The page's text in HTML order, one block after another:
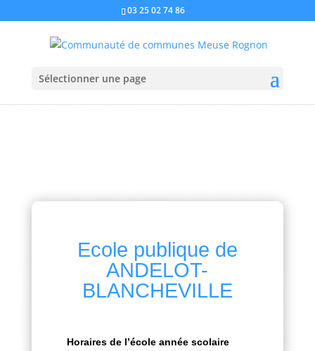
03 25 02 74 86
Sélectionner une page
Ecole publique de
ANDELOT-
BLANCHEVILLE
Horaires de l’école année scolaire